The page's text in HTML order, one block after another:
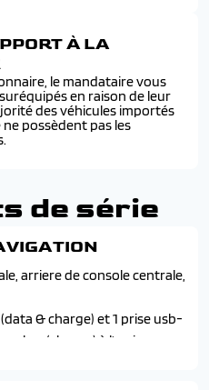
À LA
le mandataire vous
en raison de leur
des véhicules importés
possèdent pas les
de série
arriere de console centrale,
& charge) et 1 prise usb-
usb-c (charge) à l'arriere
2 woofers a l'avant et 2